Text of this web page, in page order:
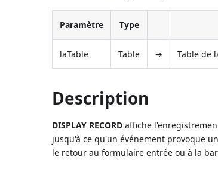
Paramètre Type
laTable Table → Table de
Description
DISPLAY RECORD affiche
jusqu'à ce qu'un événement provoque
le retour au formulaire entrée ou à la